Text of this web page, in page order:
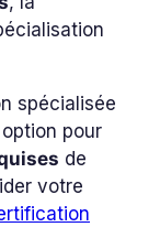
spécialisée
pour
de
votre